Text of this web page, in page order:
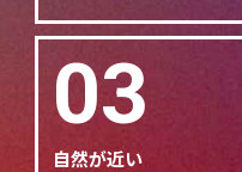
03
自然が近い